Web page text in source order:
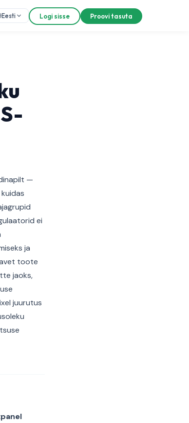
Eesti Logi sisse Proovi tasuta
—
ei
ja
toote
jaoks,
juurutus